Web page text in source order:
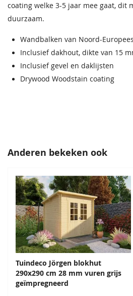
Binnenruimte 7,3
Hang en sluitwerk
Bouwtekening
coating welke 3-5 jaar mee gaat, dit
duurzaam.
Wandbalken van Noord-
Inclusief dakhout, dikte van 15
Inclusief gevel en daklijsten
Drywood Woodstain coating
Anderen bekeken ook
Tuindeco Jörgen blokhut
290x290 cm 28 mm vuren grijs
geïmpregneerd